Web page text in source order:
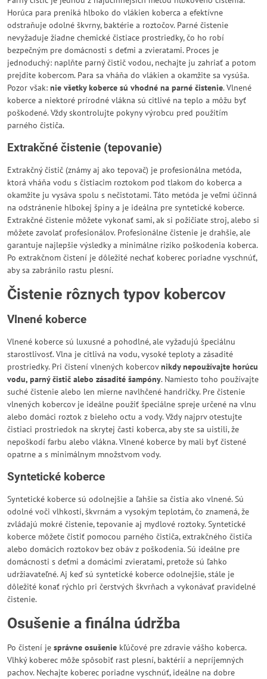
Horúca para preniká hlboko do vlákien koberca a efektívne
odstraňuje odolné škvrny, baktérie a roztočov. Parné čistenie
nevyžaduje žiadne chemické čistiace prostriedky, čo ho robí
bezpečným pre domácnosti s deťmi a zvieratami. Proces je
jednoduchý: naplňte parný čistič vodou, nechajte ju zahriať a potom
prejdite kobercom. Para sa vháňa do vlákien a okamžite sa vysúša.
Pozor však: nie všetky koberce sú vhodné na parné čistenie. Vlnené
koberce a niektoré prírodné vlákna sú citlivé na teplo a môžu byť
poškodené. Vždy skontrolujte pokyny výrobcu pred použitím
parného čističa.
Extrakčné čistenie (tepovanie)
Extrakčný čistič (známy aj ako tepovač) je profesionálna metóda,
ktorá vháňa vodu s čistiacim roztokom pod tlakom do koberca a
okamžite ju vysáva spolu s nečistotami. Táto metóda je veľmi účinná
na odstránenie hlbokej špiny a je ideálna pre syntetické koberce.
Extrakčné čistenie môžete vykonať sami, ak si požičiate stroj, alebo si
môžete zavolať profesionálov. Profesionálne čistenie je drahšie, ale
garantuje najlepšie výsledky a minimálne riziko poškodenia koberca.
Po extrakčnom čistení je dôležité nechať koberec poriadne vyschnúť,
aby sa zabránilo rastu plesní.
Čistenie rôznych typov kobercov
Vlnené koberce
Vlnené koberce sú luxusné a pohodlné, ale vyžadujú špeciálnu
starostlivosť. Vlna je citlivá na vodu, vysoké teploty a zásadité
prostriedky. Pri čistení vlnených kobercovnikdy nepoužívajte horúcu
vodu, parný čistič alebo zásadité šampóny. Namiesto toho používajte
suché čistenie alebo len mierne navlhčené handričky. Pre čistenie
vlnených kobercov je ideálne použiť špeciálne spreje určené na vlnu
alebo domáci roztok z bieleho octu a vody. Vždy najprv otestujte
čistiaci prostriedok na skrytej časti koberca, aby ste sa uistili, že
nepoškodí farbu alebo vlákna. Vlnené koberce by mali byť čistené
opatrne a s minimálnym množstvom vody.
Syntetické koberce
Syntetické koberce sú odolnejšie a ľahšie sa čistia ako vlnené. Sú
odolné voči vlhkosti, škvrnám a vysokým teplotám, čo znamená, že
zvládajú mokré čistenie, tepovanie aj mydlové roztoky. Syntetické
koberce môžete čistiť pomocou parného čističa, extrakčného čističa
alebo domácich roztokov bez obáv z poškodenia. Sú ideálne pre
domácnosti s deťmi a domácimi zvieratami, pretože sú ľahko
udržiavateľné. Aj keď sú syntetické koberce odolnejšie, stále je
dôležité konať rýchlo pri čerstvých škvrňach a vykonávať pravidelné
čistenie.
Osušenie a finálna údržba
Po čistení je správne osušenie kľúčové pre zdravie vášho koberca.
Vlhký koberec môže spôsobiť rast plesní, baktérií a nepríjemných
pachov. Nechajte koberec poriadne vyschnúť, ideálne na dobre